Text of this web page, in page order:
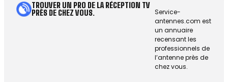
TROUVER UN PRO DE LA RÉCEPTION TV
PRÈS DE CHEZ VOUS.
Service-
antennes.com est
un annuaire
recensant les
professionnels de
l’antenne près de
chez vous.